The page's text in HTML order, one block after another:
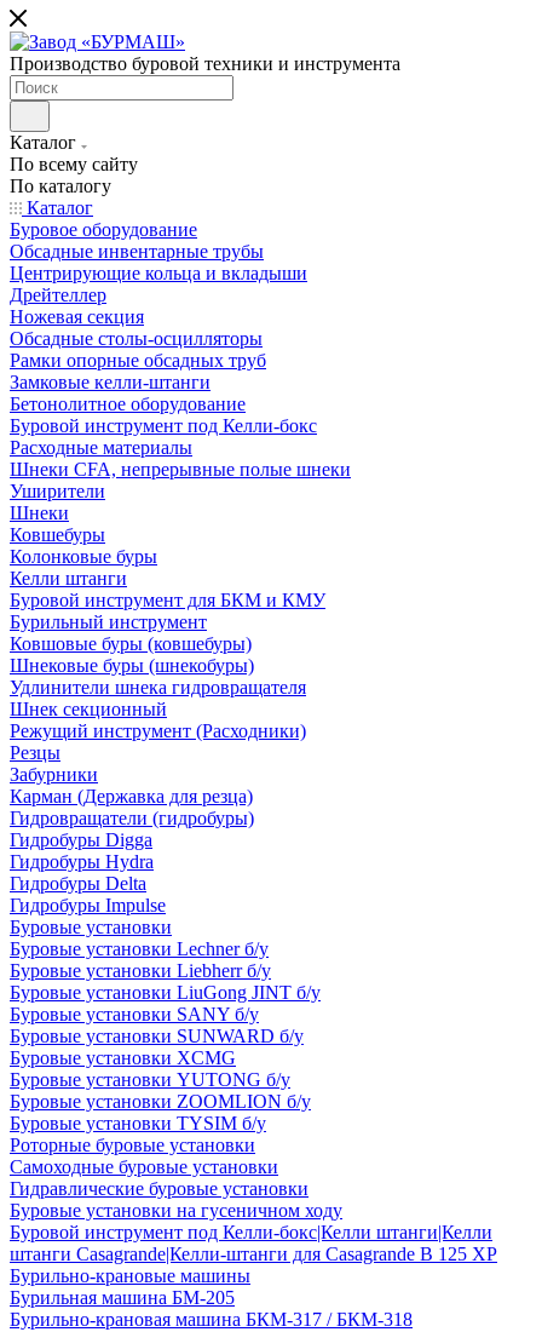
Производство буровой техники и инструмента
Каталог
По всему сайту
По каталогу
Каталог
Буровое оборудование
Обсадные инвентарные трубы
Центрирующие кольца и вкладыши
Дрейтеллер
Ножевая секция
Обсадные столы-осцилляторы
Рамки опорные обсадных труб
Замковые келли-штанги
Бетонолитное оборудование
Буровой инструмент под Келли-бокс
Расходные материалы
Шнеки CFA, непрерывные полые шнеки
Уширители
Шнеки
Ковшебуры
Колонковые буры
Келли штанги
Буровой инструмент для БКМ и КМУ
Бурильный инструмент
Ковшовые буры (ковшебуры)
Шнековые буры (шнекобуры)
Удлинители шнека гидровращателя
Шнек секционный
Режущий инструмент (Расходники)
Резцы
Забурники
Карман (Державка для резца)
Гидровращатели (гидробуры)
Гидробуры Digga
Гидробуры Hydra
Гидробуры Delta
Гидробуры Impulse
Буровые установки
Буровые установки Lechner б/у
Буровые установки Liebherr б/у
Буровые установки LiuGong JINT б/у
Буровые установки SANY б/у
Буровые установки SUNWARD б/у
Буровые установки XCMG
Буровые установки YUTONG б/у
Буровые установки ZOOMLION б/у
Буровые установки TYSIM б/у
Роторные буровые установки
Самоходные буровые установки
Гидравлические буровые установки
Буровые установки на гусеничном ходу
Буровой инструмент под Келли-бокс|Келли штанги|Келли
штанги Casagrande|Келли-штанги для Casagrande B 125 XP
Бурильно-крановые машины
Бурильная машина БМ-205
Бурильно-крановая машина БКМ-317 / БКМ-318